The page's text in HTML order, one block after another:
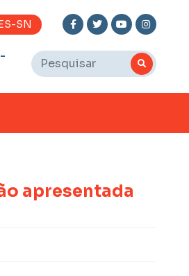
SN
apresentada